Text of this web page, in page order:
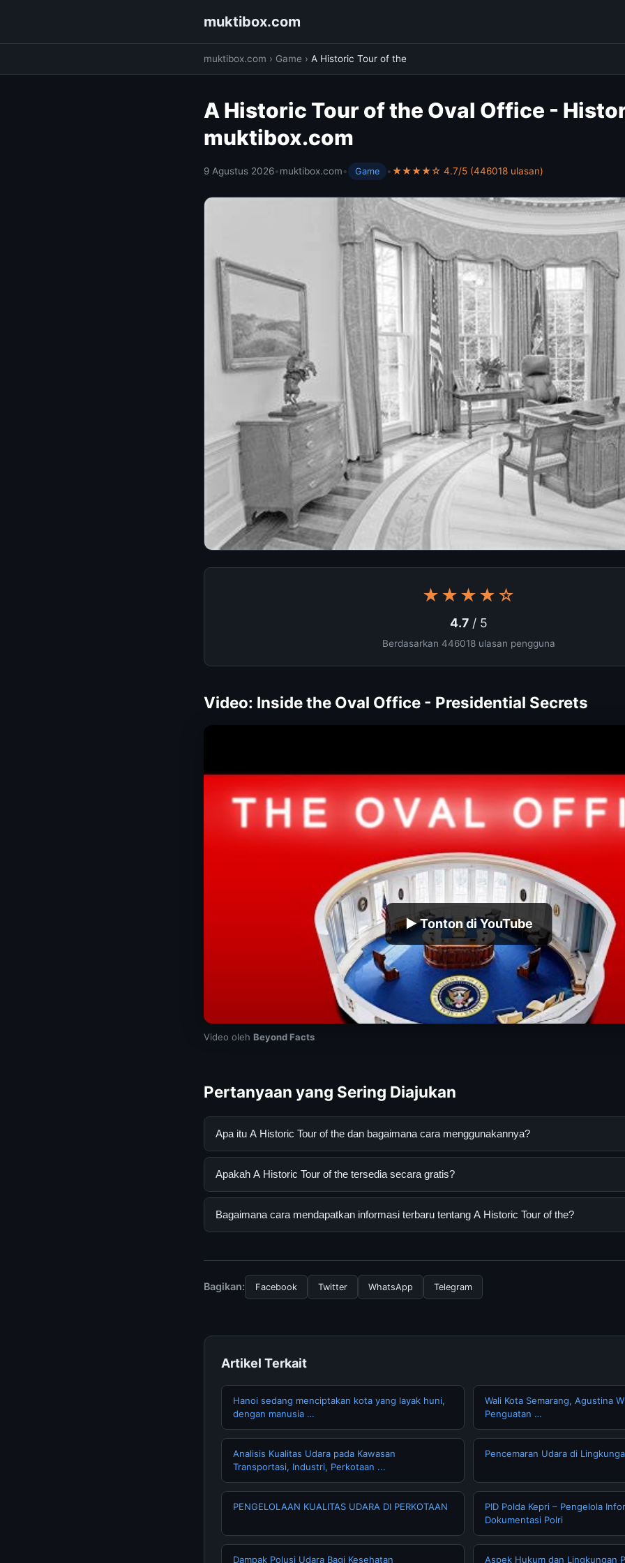
muktibox.com
muktibox.com › Game › A Historic Tour of the
A Historic Tour of the Oval Office -
muktibox.com
9 Agustus 2026•muktibox.com• Game •★★★★☆ 4.7/5 (446018 ulasan)
★★★★☆
4.7 / 5
Berdasarkan 446018 ulasan pengguna
Video: Inside the Oval Office - Presidential Secrets
▶ Tonton di YouTube
Video oleh Beyond Facts
Pertanyaan yang Sering Diajukan
Apa itu A Historic Tour of the dan bagaimana cara menggunakannya?
A Historic Tour of the adalah layanan digital yang dirancang untuk membantu pengguna
mengikuti panduan yang tersedia.
Apakah A Historic Tour of the tersedia secara gratis?
Ya, A Historic Tour of the dapat diakses secara gratis oleh semua pengguna. Tidak ada
Bagaimana cara mendapatkan informasi terbaru tentang A Historic Tour of the?
Bagikan:
Facebook Twitter WhatsApp Telegram
Artikel Terkait
Hanoi sedang menciptakan kota yang layak huni,
dengan manusia …
Wali Kota Semarang, Agustina
Penguatan …
Analisis Kualitas Udara pada Kawasan
Transportasi, Industri, Perkotaan ...
Pencemaran Udara di
PENGELOLAAN KUALITAS UDARA DI PERKOTAAN
PID Polda Kepri – Pengelola
Dokumentasi Polri
Dampak Polusi Udara Bagi Kesehatan Aspek Hukum dan Lingkungan